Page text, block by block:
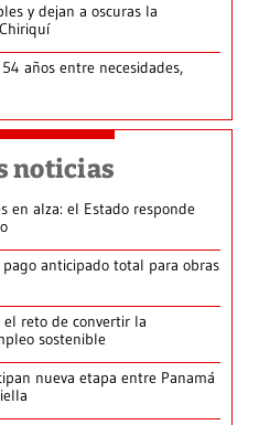
y dejan a oscuras la
años entre necesidades,
noticias
en alza: el Estado responde
anticipado total para obras
el reto de convertir la
sostenible
nueva etapa entre Panamá